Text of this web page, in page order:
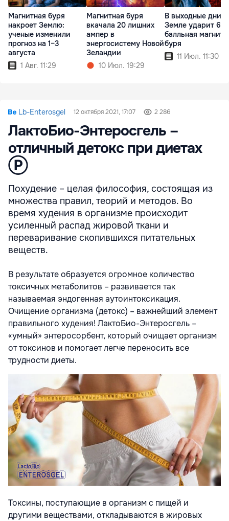
Магнитная буря
накроет Землю:
ученые изменили
прогноз на 1–3
августа
1 Авг. 11:29
Магнитная буря
вкачала 20 лишних
ампер в
энергосистему Новой
Зеландии
10 Июл. 19:29
В выходные дни
Земле ударит 6-
балльная
буря
11 Июл. 11:30
Lb-Enterosgel 12 октября 2021, 17:07 2 286
ЛактоБио-Энтеросгель –
отличный детокс при диетах
Ⓟ
Похудение – целая философия, состоящая из
множества правил, теорий и методов. Во
время худения в организме происходит
усиленный распад жировой ткани и
переваривание скопившихся питательных
веществ.
В результате образуется огромное количество
токсичных метаболитов – развивается так
называемая эндогенная аутоинтоксикация.
Очищение организма (детокс) – важнейший элемент
правильного худения! ЛактоБио-Энтеросгель –
«умный» энтеросорбент, который очищает организм
от токсинов и помогает легче переносить все
трудности диеты.
Токсины, поступающие в организм с пищей и
другими веществами, откладываются в жировых